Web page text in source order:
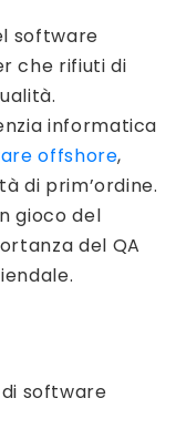
software
che rifiuti di
informatica
offshore,
di prim’ordine.
gioco del
del QA
software